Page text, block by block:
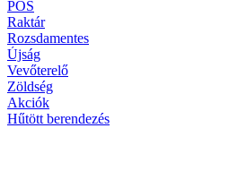
POS
Raktár
Rozsdamentes
Újság
Vevőterelő
Zöldség
Akciók
Hűtött berendezés